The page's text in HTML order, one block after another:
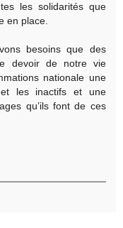
les solidarités que
en place.
besoins que des
devoir de notre vie
nationale une
les inactifs et une
qu’ils font de ces